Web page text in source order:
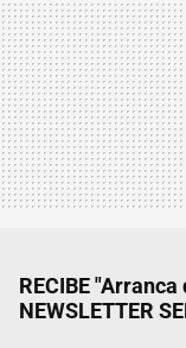
RECIBE
NEWSLETTER